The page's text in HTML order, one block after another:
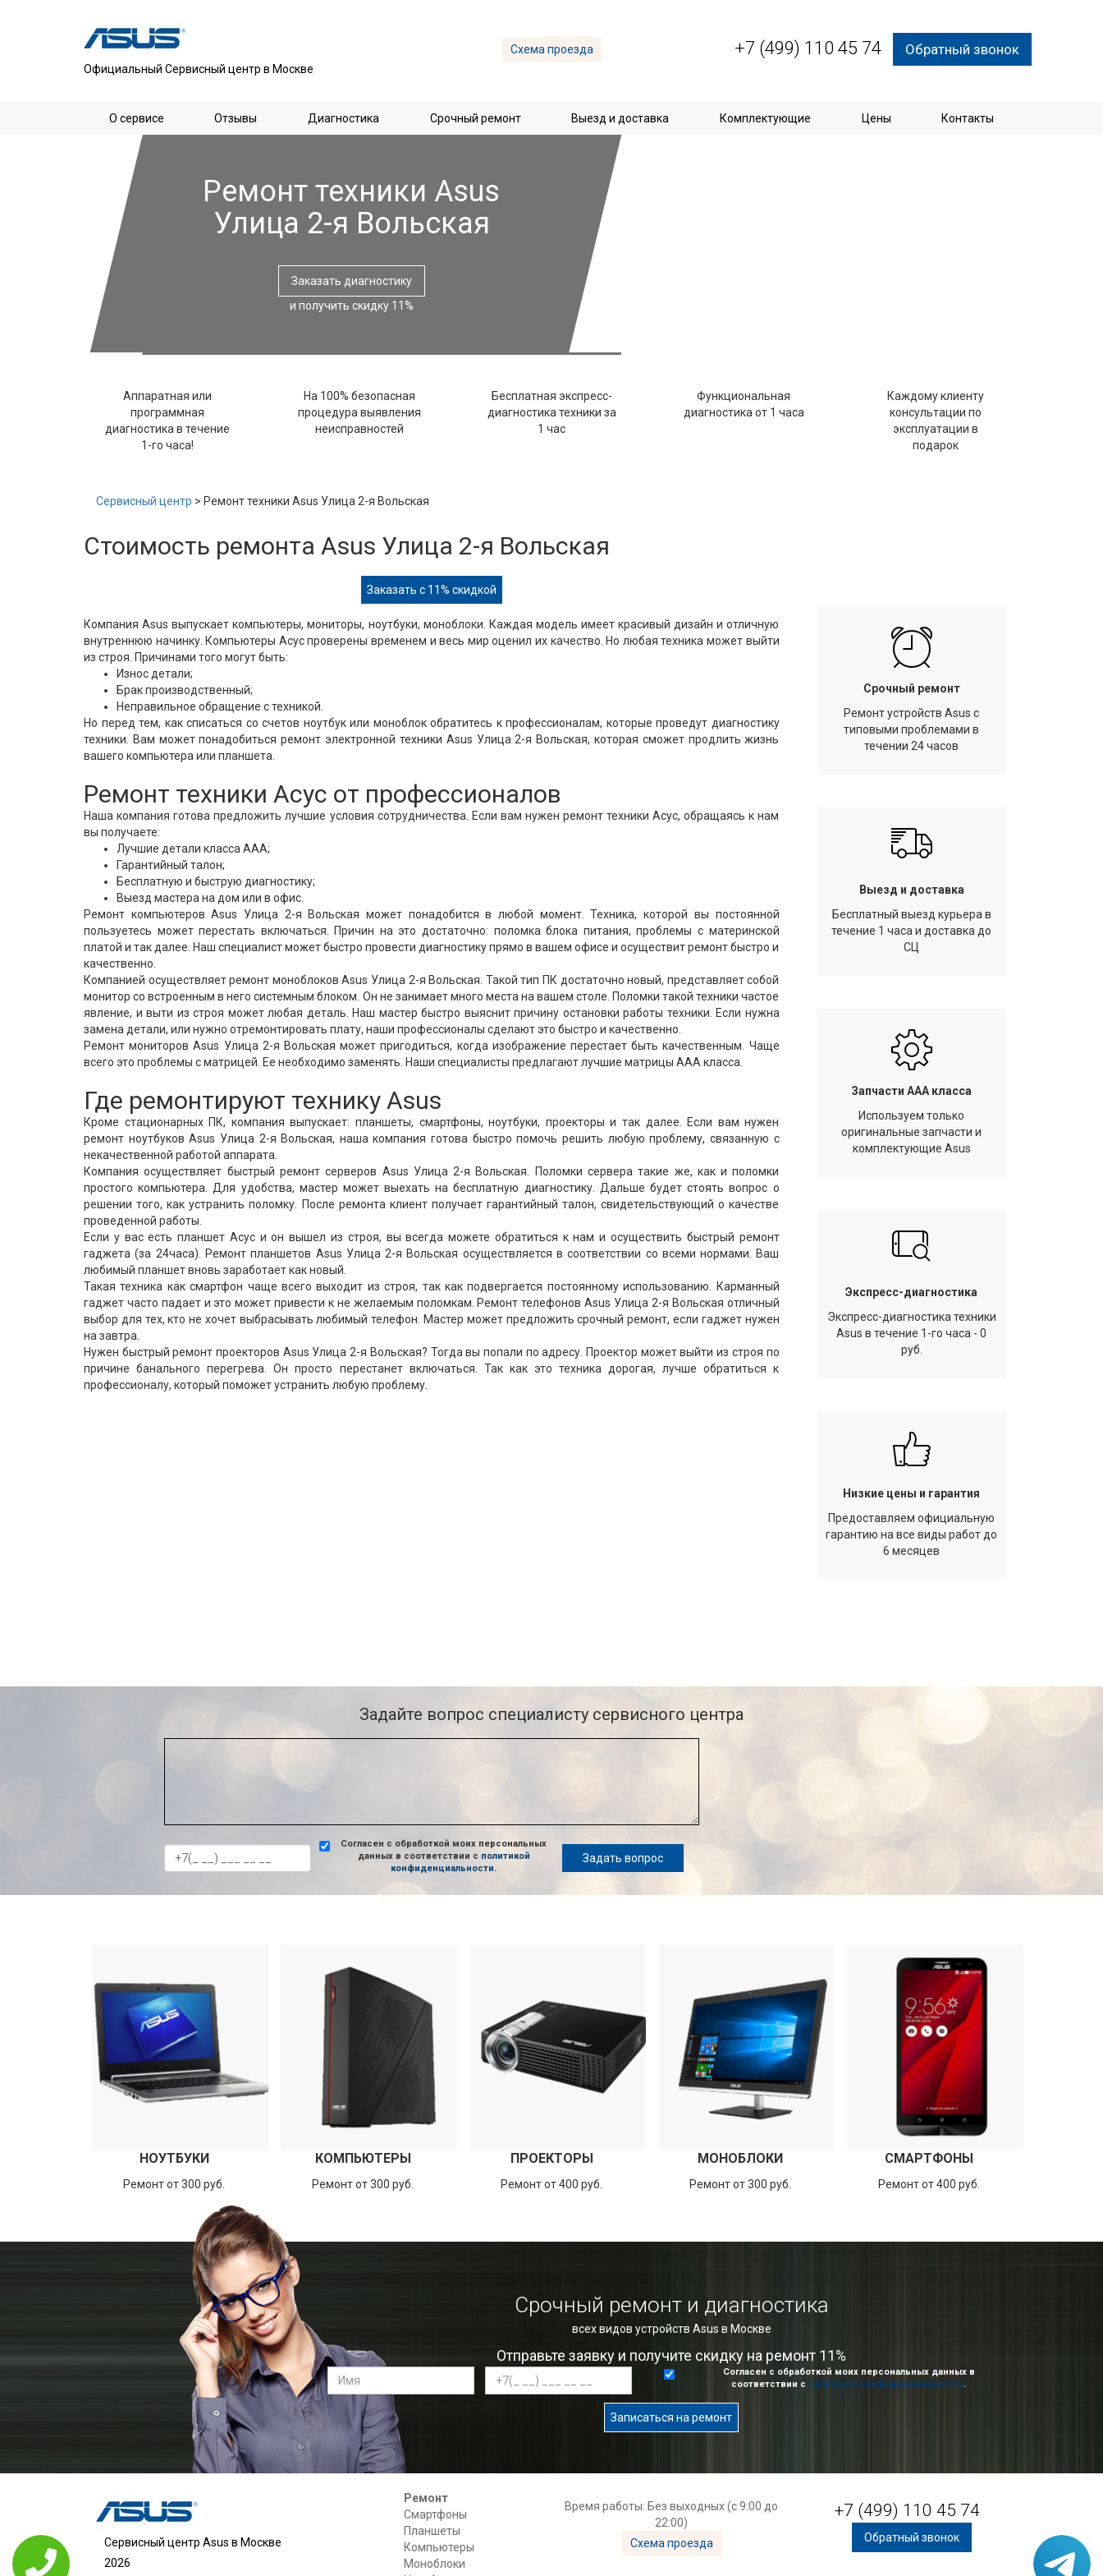
Официальный Сервисный центр в Москве
Схема проезда +7 (499) 110 45 74 Обратный звонок
О сервисе Отзывы Диагностика Срочный ремонт Выезд и доставка Комплектующие Цены Контакты
Ремонт техники Asus
Улица 2-я Вольская
Заказать диагностику
и получить скидку 11%
Аппаратная или
программная
диагностика в течение
1-го часа!
На 100% безопасная
процедура выявления
неисправностей
Бесплатная экспресс-
диагностика техники за
1 час
Функциональная
диагностика от 1 часа
Каждому клиенту
консультации по
эксплуатации в
подарок
Сервисный центр > Ремонт техники Asus Улица 2-я Вольская
Стоимость ремонта Asus Улица 2-я Вольская
Заказать с 11% скидкой
Компания Asus выпускает компьютеры, мониторы, ноутбуки, моноблоки. Каждая модель имеет красивый дизайн и отличную
внутреннюю начинку. Компьютеры Асус проверены временем и весь мир оценил их качество. Но любая техника может выйти
из строя. Причинами того могут быть:
Износ детали;
Брак производственный;
Неправильное обращение с техникой.
Но перед тем, как списаться со счетов ноутбук или моноблок обратитесь к профессионалам, которые проведут диагностику
техники. Вам может понадобиться ремонт электронной техники Asus Улица 2-я Вольская, которая сможет продлить жизнь
вашего компьютера или планшета.
Ремонт техники Асус от профессионалов
Наша компания готова предложить лучшие условия сотрудничества. Если вам нужен ремонт техники Асус, обращаясь к нам
вы получаете:
Лучшие детали класса ААА;
Гарантийный талон;
Бесплатную и быструю диагностику;
Выезд мастера на дом или в офис.
Ремонт компьютеров Asus Улица 2-я Вольская может понадобится в любой момент. Техника, которой вы постоянной
пользуетесь может перестать включаться. Причин на это достаточно: поломка блока питания, проблемы с материнской
платой и так далее. Наш специалист может быстро провести диагностику прямо в вашем офисе и осуществит ремонт быстро и
качественно.
Компанией осуществляет ремонт моноблоков Asus Улица 2-я Вольская. Такой тип ПК достаточно новый, представляет собой
монитор со встроенным в него системным блоком. Он не занимает много места на вашем столе. Поломки такой техники частое
явление, и выти из строя может любая деталь. Наш мастер быстро выяснит причину остановки работы техники. Если нужна
замена детали, или нужно отремонтировать плату, наши профессионалы сделают это быстро и качественно.
Ремонт мониторов Asus Улица 2-я Вольская может пригодиться, когда изображение перестает быть качественным. Чаще
всего это проблемы с матрицей. Ее необходимо заменять. Наши специалисты предлагают лучшие матрицы ААА класса.
Где ремонтируют технику Asus
Кроме стационарных ПК, компания выпускает: планшеты, смартфоны, ноутбуки, проекторы и так далее. Если вам нужен
ремонт ноутбуков Asus Улица 2-я Вольская, наша компания готова быстро помочь решить любую проблему, связанную с
некачественной работой аппарата.
Компания осуществляет быстрый ремонт серверов Asus Улица 2-я Вольская. Поломки сервера такие же, как и поломки
простого компьютера. Для удобства, мастер может выехать на бесплатную диагностику. Дальше будет стоять вопрос о
решении того, как устранить поломку. После ремонта клиент получает гарантийный талон, свидетельствующий о качестве
проведенной работы.
Если у вас есть планшет Асус и он вышел из строя, вы всегда можете обратиться к нам и осуществить быстрый ремонт
гаджета (за 24часа). Ремонт планшетов Asus Улица 2-я Вольская осуществляется в соответствии со всеми нормами. Ваш
любимый планшет вновь заработает как новый.
Такая техника как смартфон чаще всего выходит из строя, так как подвергается постоянному использованию. Карманный
гаджет часто падает и это может привести к не желаемым поломкам. Ремонт телефонов Asus Улица 2-я Вольская отличный
выбор для тех, кто не хочет выбрасывать любимый телефон. Мастер может предложить срочный ремонт, если гаджет нужен
на завтра.
Нужен быстрый ремонт проекторов Asus Улица 2-я Вольская? Тогда вы попали по адресу. Проектор может выйти из строя по
причине банального перегрева. Он просто перестанет включаться. Так как это техника дорогая, лучше обратиться к
профессионалу, который поможет устранить любую проблему.
Срочный ремонт
Ремонт устройств Asus с
типовыми проблемами в
течении 24 часов
Выезд и доставка
Бесплатный выезд курьера в
течение 1 часа и доставка до
СЦ
Запчасти AAA класса
Используем только
оригинальные запчасти и
комплектующие Asus
Экспресс-диагностика
Экспресс-диагностика техники
Asus в течение 1-го часа - 0
руб.
Низкие цены и гарантия
Предоставляем официальную
гарантию на все виды работ до
6 месяцев
Задайте вопрос специалисту сервисного центра
Согласен с обработкой моих персональных
данных в соответствии с политикой
конфиденциальности.
Задать вопрос
НОУТБУКИ
Ремонт от 300 руб.
КОМПЬЮТЕРЫ
Ремонт от 300 руб.
ПРОЕКТОРЫ
Ремонт от 400 руб.
МОНОБЛОКИ
Ремонт от 300 руб.
СМАРТФОНЫ
Ремонт от 400 руб.
Срочный ремонт и диагностика
всех видов устройств Asus в Москве
Отправьте заявку и получите скидку на ремонт 11%
Согласен с обработкой моих персональных данных в
соответствии с политикой конфиденциальности.
Записаться на ремонт
Сервисный центр Asus в Москве
2026
Ремонт
Смартфоны
Планшеты
Компьютеры
Моноблоки
Время работы: Без выходных (с 9:00 до
22:00)
Схема проезда
+7 (499) 110 45 74
Обратный звонок